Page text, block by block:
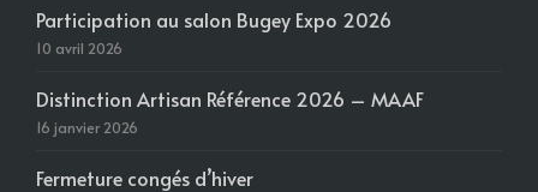
Participation au salon Bugey Expo 2026
10 avril 2026
Distinction Artisan Référence 2026 – MAAF
16 janvier 2026
Fermeture congés d’hiver